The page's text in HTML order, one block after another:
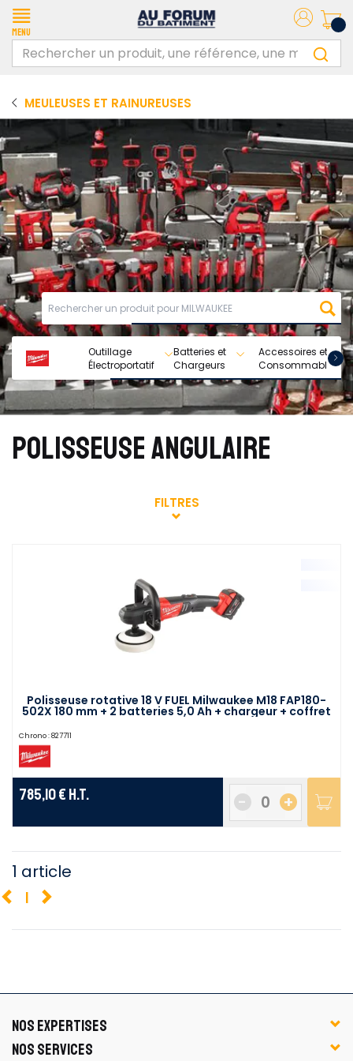
Menu
MEULEUSES ET RAINUREUSES
Outillage
Électroportatif
Batteries et
Chargeurs
Accessoires et
Consommables
POLISSEUSE ANGULAIRE
FILTRES
Polisseuse rotative 18 V FUEL Milwaukee M18 FAP180-
502X 180 mm + 2 batteries 5,0 Ah + chargeur + coffret
Chrono : 827711
785,10 € H.T. +
-
1 article
1
NOS EXPERTISES
NOS SERVICES